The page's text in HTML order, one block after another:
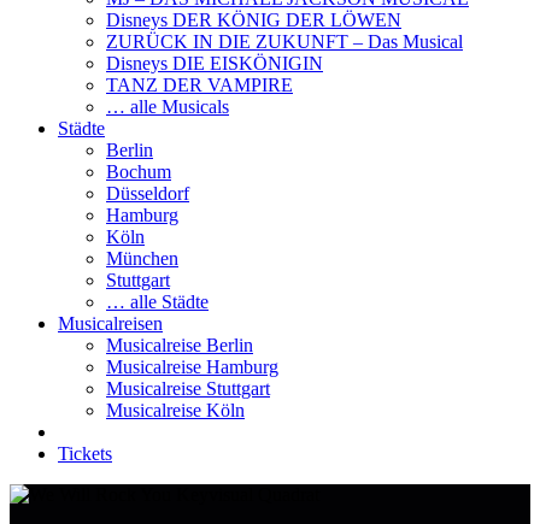
Disneys DER KÖNIG DER LÖWEN
ZURÜCK IN DIE ZUKUNFT – Das Musical
Disneys DIE EISKÖNIGIN
TANZ DER VAMPIRE
… alle Musicals
Städte
Berlin
Bochum
Düsseldorf
Hamburg
Köln
München
Stuttgart
… alle Städte
Musicalreisen
Musicalreise Berlin
Musicalreise Hamburg
Musicalreise Stuttgart
Musicalreise Köln
Tickets